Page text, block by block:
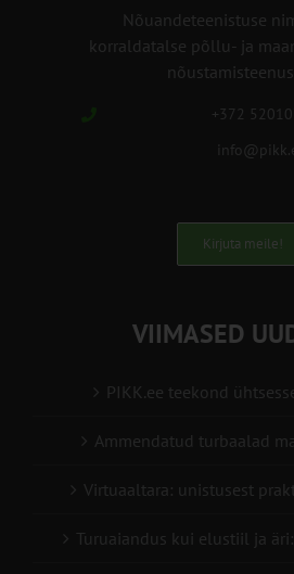
Nõuandeteenistuse
korraldatalse põllu- ja
+372
Kirjuta meile!
VIIMASED
PIKK.ee teekond
Ammendatud turbaalad
Virtuaaltara: unistusest
Turuaiandus kui elustiil ja